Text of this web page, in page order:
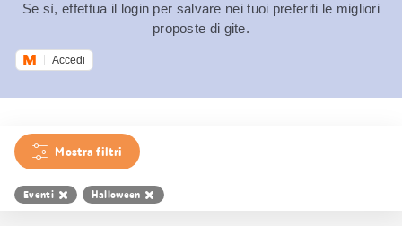
Se sì, effettua il login per salvare nei tuoi preferiti le migliori
proposte di gite.
Accedi
Mostra filtri
Eventi Halloween